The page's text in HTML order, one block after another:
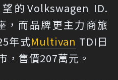
的Volkswagen ID.
，而品牌更主力商旅
年式Multivan TDI日
，售價207萬元。